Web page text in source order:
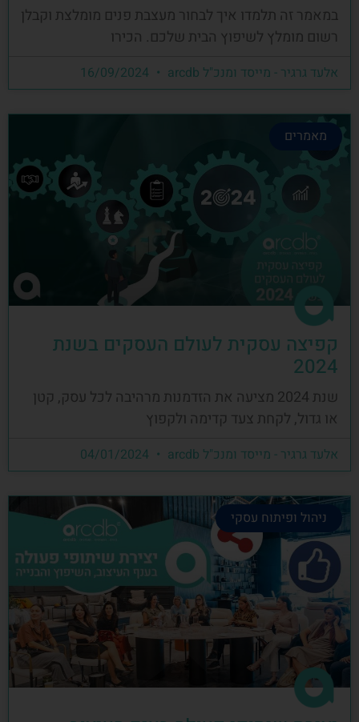
במאמר זה תלמדו איך לבחור מעצבת פנים מומלצת וקבלן
רשום מומלץ לשיפוץ הבית שלכם. הכירו
אלעד גרגיר - מייסד ומנכ"ל arcdb
מאמרים
קפיצה עסקית לעולם העסקים בשנת
2024
שנת 2024 מציעה את הזדמנות מרהיבה לכל עסק, קטן
או גדול, לקחת צעד קדימה ולקפוץ
אלעד גרגיר - מייסד ומנכ"ל arcdb
ניהול ופיתוח עסקי